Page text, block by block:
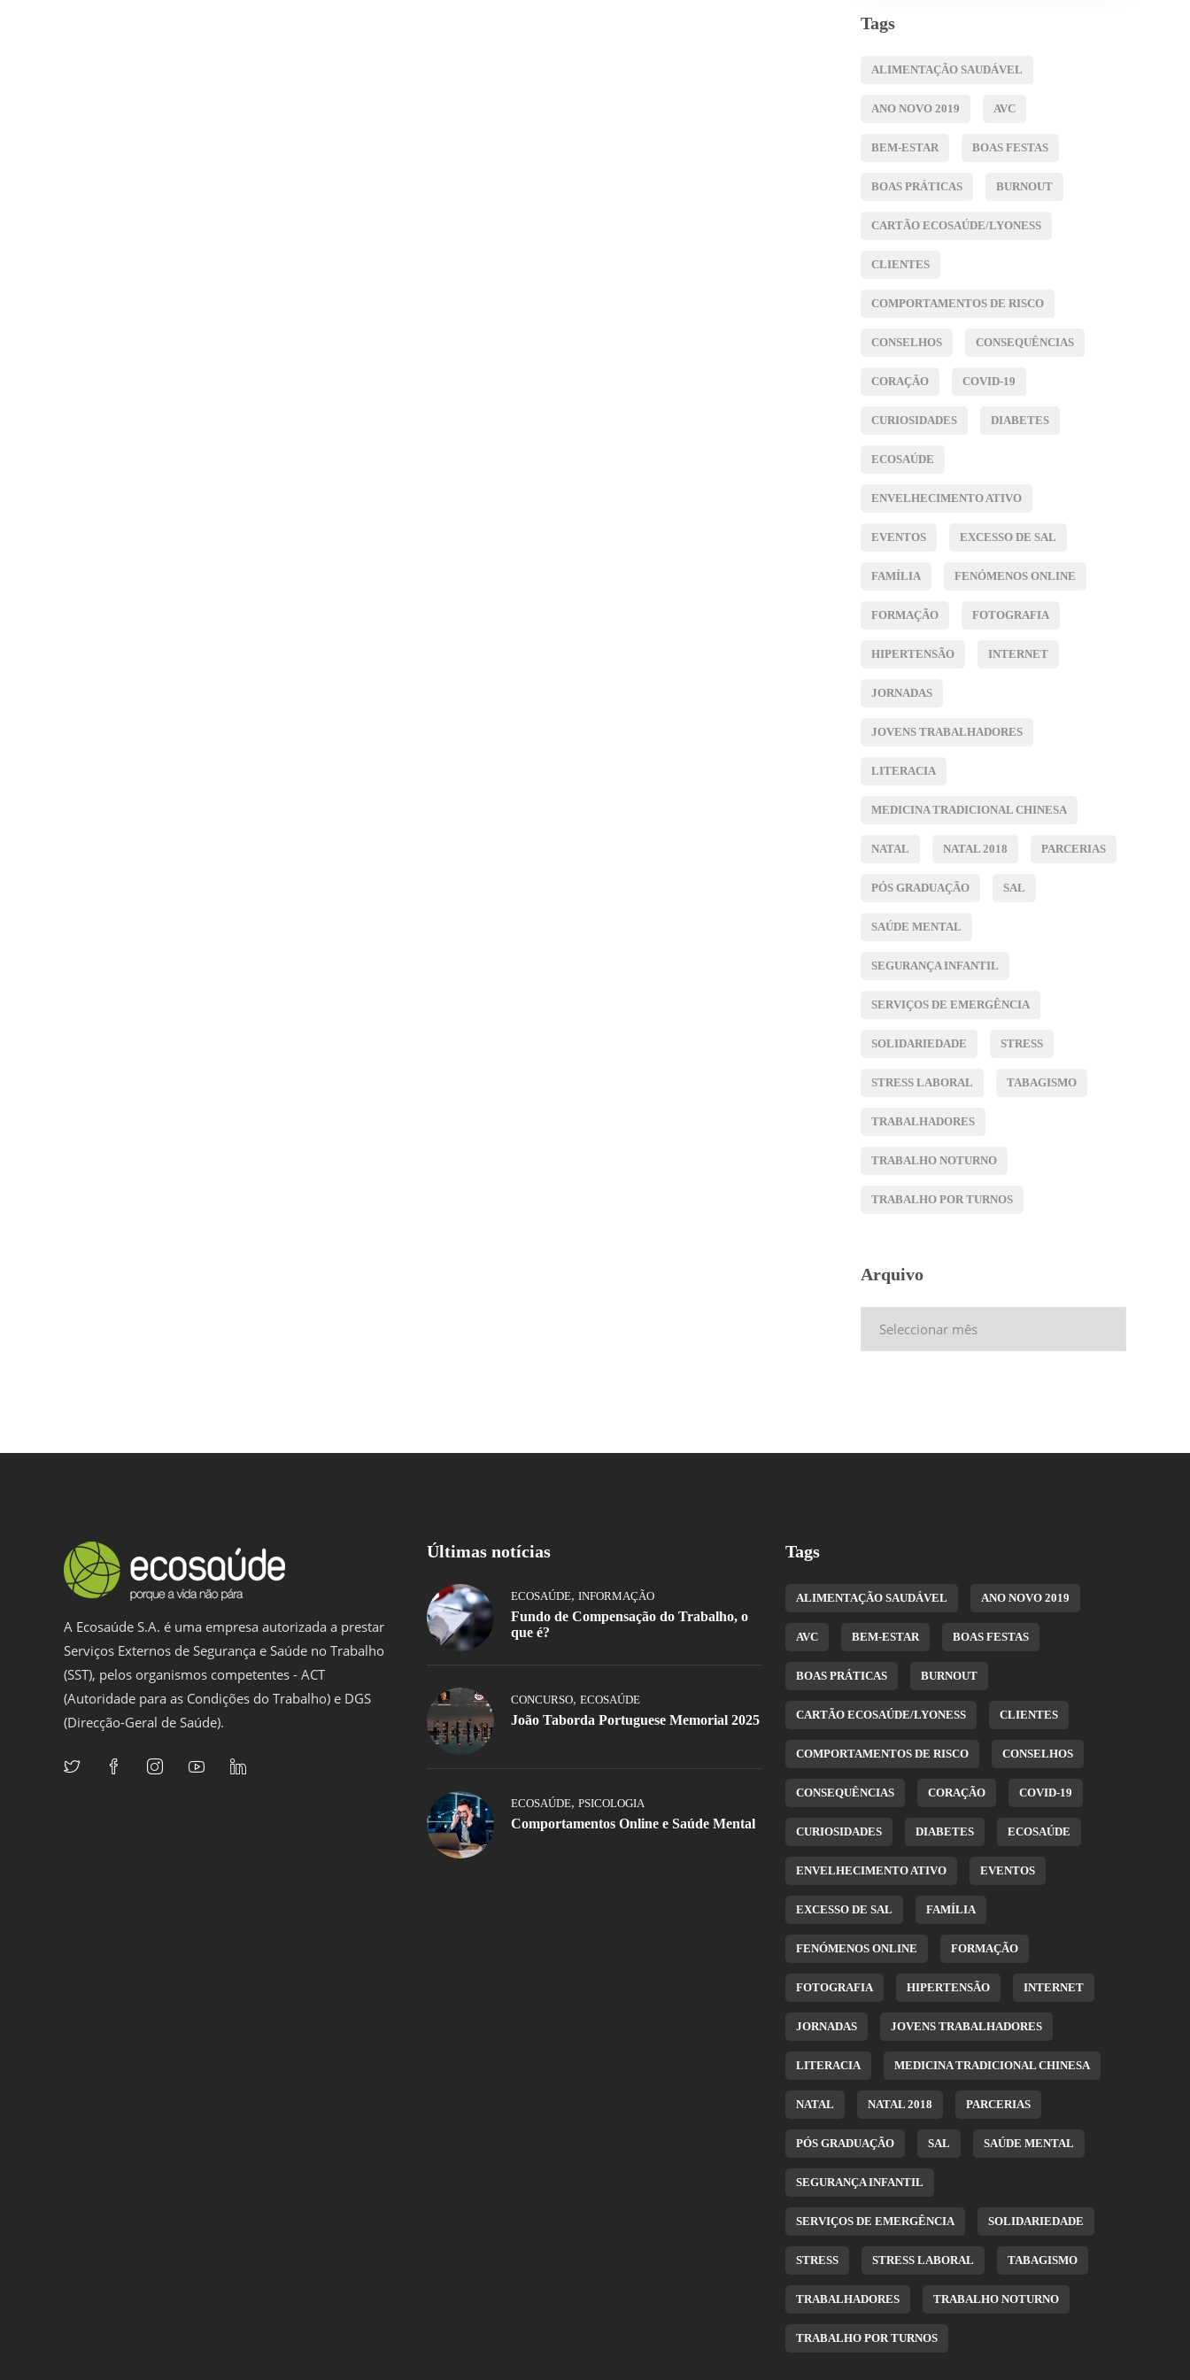
Tags
ALIMENTAÇÃO SAUDÁVEL
ANO NOVO 2019 AVC
BEM-ESTAR BOAS FESTAS
BOAS PRÁTICAS BURNOUT
CARTÃO ECOSAÚDE/LYONESS
CLIENTES
COMPORTAMENTOS DE RISCO
CONSELHOS CONSEQUÊNCIAS
CORAÇÃO COVID-19
CURIOSIDADES DIABETES
ECOSAÚDE
ENVELHECIMENTO ATIVO
EVENTOS EXCESSO DE SAL
FAMÍLIA FENÓMENOS ONLINE
FORMAÇÃO FOTOGRAFIA
HIPERTENSÃO INTERNET
JORNADAS
JOVENS TRABALHADORES
LITERACIA
MEDICINA TRADICIONAL CHINESA
NATAL NATAL 2018 PARCERIAS
PÓS GRADUAÇÃO SAL
SAÚDE MENTAL
SEGURANÇA INFANTIL
SERVIÇOS DE EMERGÊNCIA
SOLIDARIEDADE STRESS
STRESS LABORAL TABAGISMO
TRABALHADORES
TRABALHO NOTURNO
TRABALHO POR TURNOS
Arquivo
A Ecosaúde S.A. é uma empresa autorizada a prestar
Serviços Externos de Segurança e Saúde no Trabalho
(SST), pelos organismos competentes - ACT
(Autoridade para as Condições do Trabalho) e DGS
(Direcção-Geral de Saúde).
Últimas notícias
ECOSAÚDE, INFORMAÇÃO
Fundo de Compensação do Trabalho, o
que é?
CONCURSO, ECOSAÚDE
João Taborda Portuguese Memorial 2025
ECOSAÚDE, PSICOLOGIA
Comportamentos Online e Saúde Mental
Tags
ALIMENTAÇÃO SAUDÁVEL ANO NOVO 2019
AVC BEM-ESTAR BOAS FESTAS
BOAS PRÁTICAS BURNOUT
CARTÃO ECOSAÚDE/LYONESS CLIENTES
COMPORTAMENTOS DE RISCO CONSELHOS
CONSEQUÊNCIAS CORAÇÃO COVID-19
CURIOSIDADES DIABETES ECOSAÚDE
ENVELHECIMENTO ATIVO EVENTOS
EXCESSO DE SAL FAMÍLIA
FENÓMENOS ONLINE FORMAÇÃO
FOTOGRAFIA HIPERTENSÃO INTERNET
JORNADAS JOVENS TRABALHADORES
LITERACIA MEDICINA TRADICIONAL CHINESA
NATAL NATAL 2018 PARCERIAS
PÓS GRADUAÇÃO SAL SAÚDE MENTAL
SEGURANÇA INFANTIL
SERVIÇOS DE EMERGÊNCIA SOLIDARIEDADE
STRESS STRESS LABORAL TABAGISMO
TRABALHADORES TRABALHO NOTURNO
TRABALHO POR TURNOS